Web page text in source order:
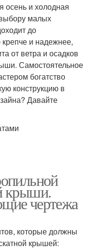
осень и холодная
малых
до
крепче и надежнее,
от ветра и осадков
Самостоятельное
богатство
конструкцию в
Давайте
крыши.
чертежа
которые должны
крышей: